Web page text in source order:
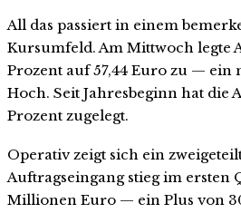
All das passiert in einem
Kursumfeld. Am Mittwoch legte
Prozent auf 57,44 Euro zu — ein
Hoch. Seit Jahresbeginn hat die
Prozent zugelegt.
Operativ zeigt sich ein
Auftragseingang stieg im ersten
Millionen Euro — ein Plus von